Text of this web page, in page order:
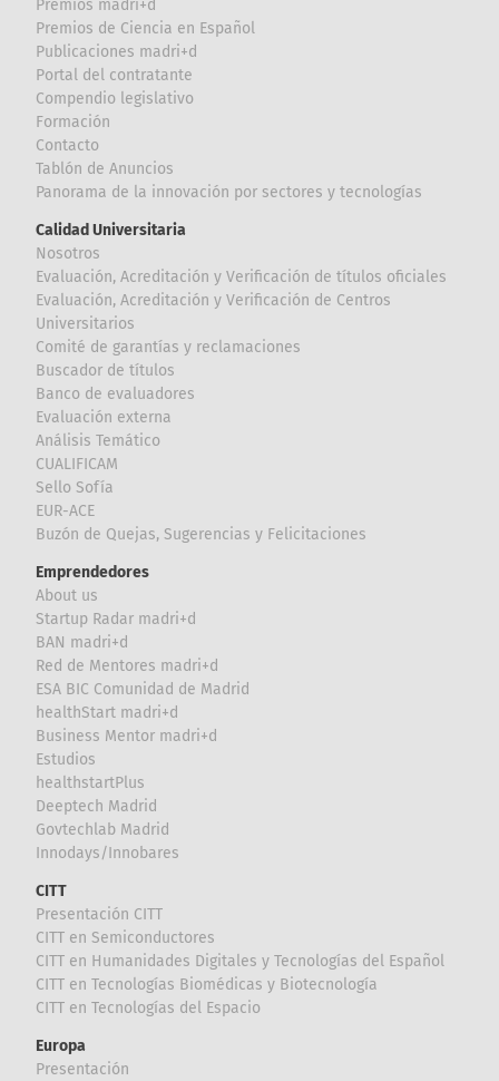
Premios madri+d
Premios de Ciencia en Español
Publicaciones madri+d
Portal del contratante
Compendio legislativo
Formación
Contacto
Tablón de Anuncios
Panorama de la innovación por sectores y tecnologías
Calidad Universitaria
Nosotros
Evaluación, Acreditación y Verificación de títulos oficiales
Evaluación, Acreditación y Verificación de Centros
Universitarios
Comité de garantías y reclamaciones
Buscador de títulos
Banco de evaluadores
Evaluación externa
Análisis Temático
CUALIFICAM
Sello Sofía
EUR-ACE
Buzón de Quejas, Sugerencias y Felicitaciones
Emprendedores
About us
Startup Radar madri+d
BAN madri+d
Red de Mentores madri+d
ESA BIC Comunidad de Madrid
healthStart madri+d
Business Mentor madri+d
Estudios
healthstartPlus
Deeptech Madrid
Govtechlab Madrid
Innodays/Innobares
CITT
Presentación CITT
CITT en Semiconductores
CITT en Humanidades Digitales y Tecnologías del Español
CITT en Tecnologías Biomédicas y Biotecnología
CITT en Tecnologías del Espacio
Europa
Presentación